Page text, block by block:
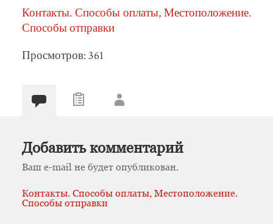
Контакты. Способы оплаты, Местоположение.
Способы отправки
Просмотров: 361
Добавить комментарий
Ваш e-mail не будет опубликован.
Контакты. Способы оплаты, Местоположение.
Способы отправки